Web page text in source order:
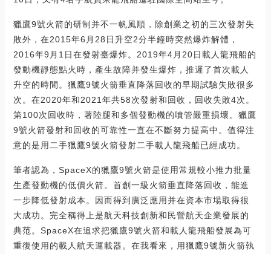
獵鷹9號火箭的研制并不一帆風順，除創業之初的三次發射失
敗外，在2015年6月28日升空2分半鐘時突然爆炸解體，
2016年9月1日在發射臺爆炸。2019年4月20日載人龍飛船的
發動機靜態點火時，產生故障并發生爆炸，推遲了首次載人
升空的時間。獵鷹9號火箭垂直降落回收的早期試驗失敗很多
次。在2020年和2021年共58次發射和回收，回收失敗4次。
第100次回收時，著陸腿和多個發動機的噴管嚴重損壞。獵鷹
9號火箭發射和回收的可靠性一直在不斷努力提高中。值得注
意的是用二手獵鷹9號火箭發射二手載人龍飛船已經成功。
筆者認為，SpaceX的獵鷹9號火箭是使用常規較小推力批量
生產發動機的低價火箭。首創一級火箭垂直降落回收，能進
一步降低發射成本。因而得到廣泛應用并在資本市場取得很
大成功。完全稱得上是航天科技創新和民營航天企業發展的
典范。SpaceX在追求把獵鷹9號火箭和載人龍飛船發展為可
重復使用的載人航天運載器。在我看來，用獵鷹9號新火箭執